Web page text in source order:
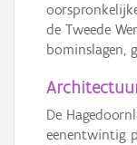
de Tweede
bominslagen,
De
eenentwintig